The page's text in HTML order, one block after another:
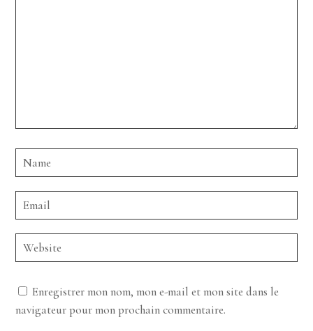
Enregistrer mon nom, mon e-mail et mon site dans le
navigateur pour mon prochain commentaire.